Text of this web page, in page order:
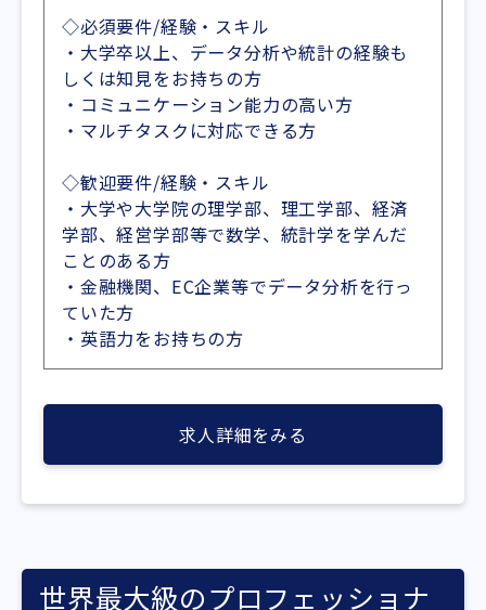
◇必須要件/経験・スキル
・大学卒以上、データ分析や統計の経験も
しくは知見をお持ちの方
・コミュニケーション能力の高い方
・マルチタスクに対応できる方
◇歓迎要件/経験・スキル
・大学や大学院の理学部、理工学部、経済
学部、経営学部等で数学、統計学を学んだ
ことのある方
・金融機関、EC企業等でデータ分析を行っ
ていた方
・英語力をお持ちの方
求人詳細をみる
世界最大級のプロフェッショナ